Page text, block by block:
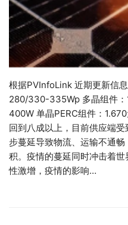
根据PVInfoLink 近期更新信
280/330-335Wp 多晶组件
400W 单晶PERC组件：
回到八成以上，目前供应端
步蔓延导致物流、运输不通
积。疫情的蔓延同时冲击着
性激增，疫情的影响…